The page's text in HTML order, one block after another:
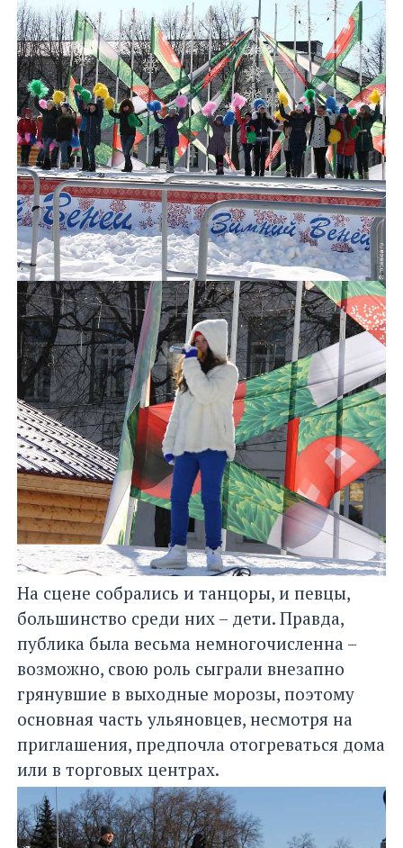
На сцене собрались и танцоры, и певцы,
большинство среди них – дети. Правда,
публика была весьма немногочисленна –
возможно, свою роль сыграли внезапно
грянувшие в выходные морозы, поэтому
основная часть ульяновцев, несмотря на
приглашения, предпочла отогреваться дома
или в торговых центрах.